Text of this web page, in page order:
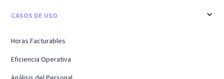
CASOS DE USO
Horas Facturables
Eficiencia Operativa